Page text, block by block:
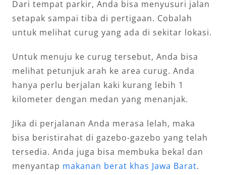
Dari tempat parkir, Anda bisa menyusuri jalan
setapak sampai tiba di pertigaan. Cobalah
untuk melihat curug yang ada di sekitar lokasi.
Untuk menuju ke curug tersebut, Anda bisa
melihat petunjuk arah ke area curug. Anda
hanya perlu berjalan kaki kurang lebih 1
kilometer dengan medan yang menanjak.
Jika di perjalanan Anda merasa lelah, maka
bisa beristirahat di gazebo-gazebo yang telah
tersedia. Anda juga bisa membuka bekal dan
menyantap makanan berat khas Jawa Barat.